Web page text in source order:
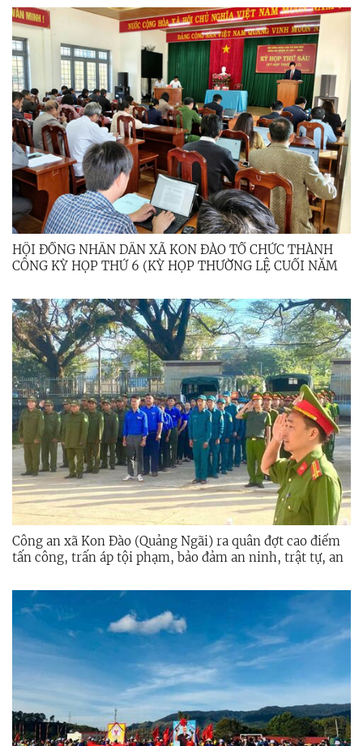
HỘI ĐỒNG NHÂN DÂN XÃ KON ĐÀO TỔ CHỨC THÀNH
CÔNG KỲ HỌP THỨ 6 (KỲ HỌP THƯỜNG LỆ CUỐI NĂM
Công an xã Kon Đào (Quảng Ngãi) ra quân đợt cao điểm
tấn công, trấn áp tội phạm, bảo đảm an ninh, trật tự, an